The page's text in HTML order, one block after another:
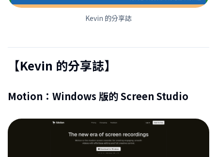
Kevin 的分享誌
【Kevin 的分享誌】
Motion：Windows 版的 Screen Studio